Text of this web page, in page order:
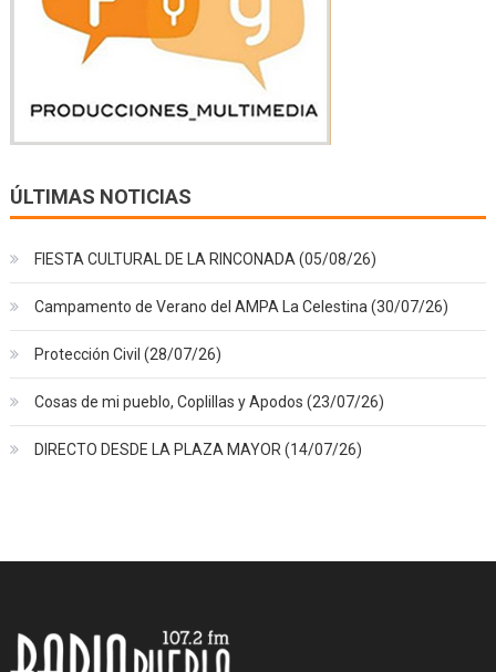
ÚLTIMAS NOTICIAS
FIESTA CULTURAL DE LA RINCONADA (05/08/26)
Campamento de Verano del AMPA La Celestina (30/07/26)
Protección Civil (28/07/26)
Cosas de mi pueblo, Coplillas y Apodos (23/07/26)
DIRECTO DESDE LA PLAZA MAYOR (14/07/26)